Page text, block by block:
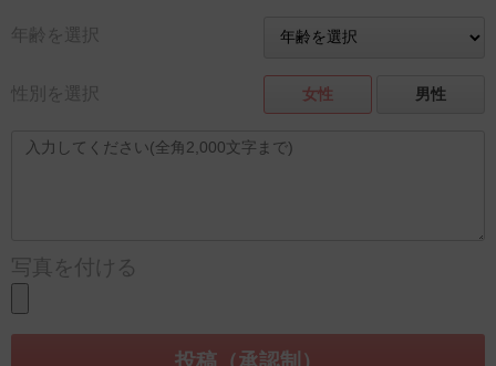
年齢を選択
性別を選択 女性 男性
写真を付ける